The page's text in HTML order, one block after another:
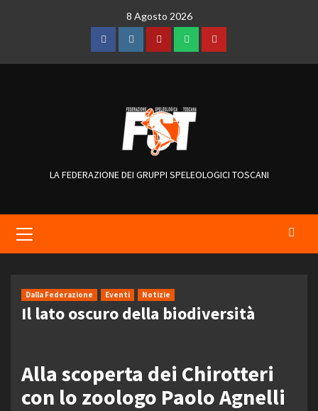
8 Agosto 2026
FacebookInstagramTelegramWhatsAppYouTube
LA FEDERAZIONE DEI GRUPPI SPELEOLOGICI TOSCANI
Menu
Dalla Federazione Eventi Notizie
Il lato oscuro della biodiversità
Alla scoperta dei Chirotteri
con lo zoologo Paolo Agnelli